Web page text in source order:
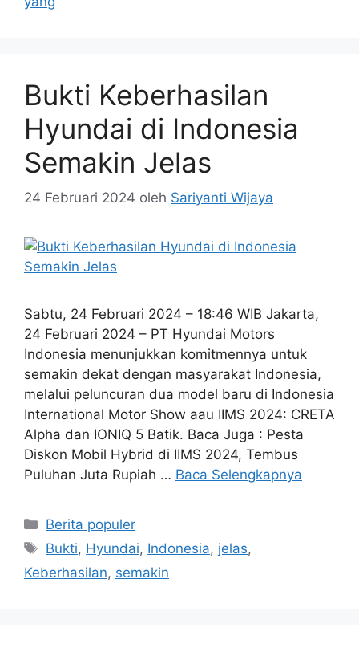
Bukti Keberhasilan
Hyundai di Indonesia
Semakin Jelas
24 Februari 2024 oleh Sariyanti Wijaya
Sabtu, 24 Februari 2024 – 18:46 WIB Jakarta,
24 Februari 2024 – PT Hyundai Motors
Indonesia menunjukkan komitmennya untuk
semakin dekat dengan masyarakat Indonesia,
melalui peluncuran dua model baru di Indonesia
International Motor Show aau IIMS 2024: CRETA
Alpha dan IONIQ 5 Batik. Baca Juga : Pesta
Diskon Mobil Hybrid di IIMS 2024, Tembus
Puluhan Juta Rupiah … Baca Selengkapnya
Kategori
Berita populer
Tag
Bukti, Hyundai, Indonesia, jelas,
Keberhasilan, semakin